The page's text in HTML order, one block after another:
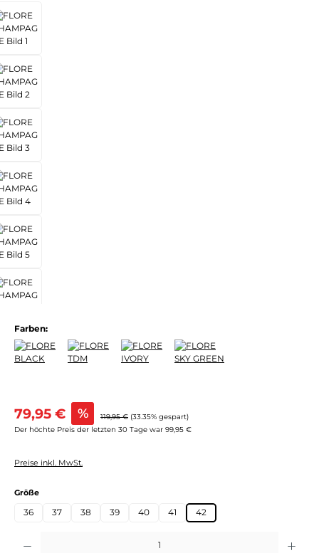
Farben:
Verkaufspreis:
79,95 € % Regulärer Preis:
119,95 € (33.35% gespart)
Der höchte Preis der letzten 30 Tage war 99,95 €
Preise inkl. MwSt.
Größeauswählen
36 37 38 39 40 41 42